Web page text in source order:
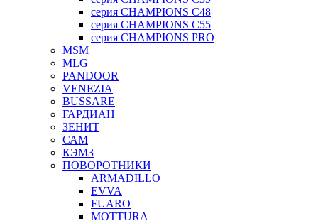
серия CHAMPIONS C48
серия CHAMPIONS C55
серия CHAMPIONS PRO
MSM
MLG
PANDOOR
VENEZIA
BUSSARE
ГАРДИАН
ЗЕНИТ
САМ
КЭМЗ
ПОВОРОТНИКИ
ARMADILLO
EVVA
FUARO
MOTTURA